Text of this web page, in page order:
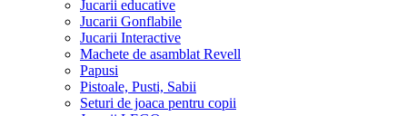
Jucarii educative
Jucarii Gonflabile
Jucarii Interactive
Machete de asamblat Revell
Papusi
Pistoale, Pusti, Sabii
Seturi de joaca pentru copii